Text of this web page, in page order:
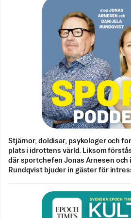
Stjärnor, doldisar, psykologer och
plats i idrottens värld. Liksom
där sportchefen Jonas Arnesen
Rundqvist bjuder in gäster för